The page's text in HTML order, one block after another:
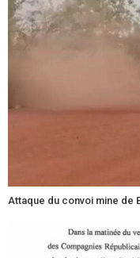
Attaque du convoi mine de